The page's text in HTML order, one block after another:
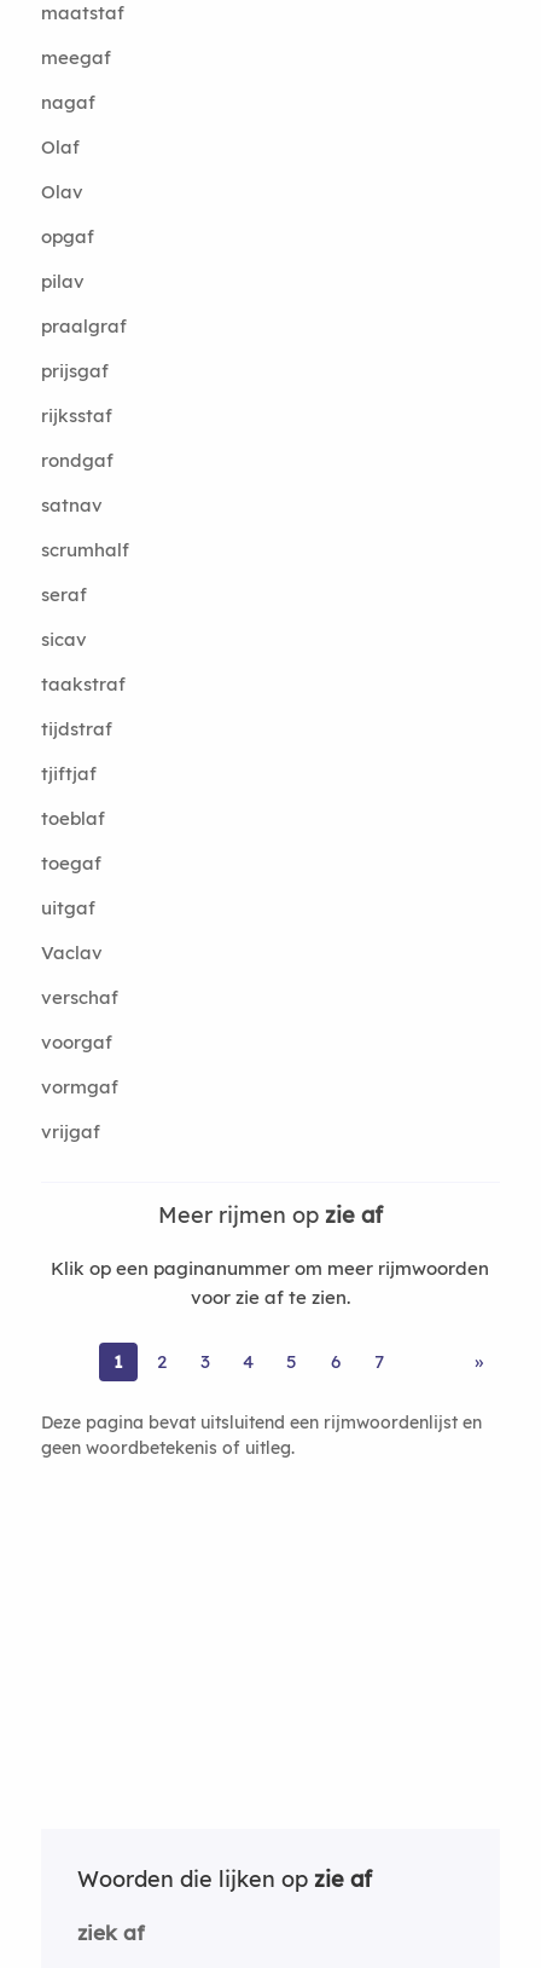
maatstaf
meegaf
nagaf
Olaf
Olav
opgaf
pilav
praalgraf
prijsgaf
rijksstaf
rondgaf
satnav
scrumhalf
seraf
sicav
taakstraf
tijdstraf
tjiftjaf
toeblaf
toegaf
uitgaf
Vaclav
verschaf
voorgaf
vormgaf
vrijgaf
Meer rijmen op zie af
Klik op een paginanummer om meer rijmwoorden
voor zie af te zien.
1 2 3 4 5 6 7 »
Deze pagina bevat uitsluitend een rijmwoordenlijst en
geen woordbetekenis of uitleg.
Woorden die lijken op zie af
ziek af